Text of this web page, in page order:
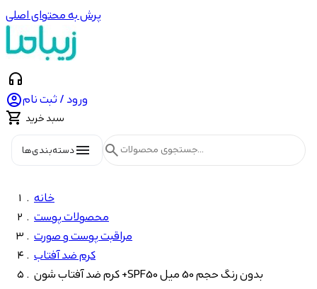
پرش به محتوای اصلی
headphones
ورود / ثبت نام
 سبد خرید
menuدسته‌بندی‌ها search
خانه
محصولات پوست
مراقبت پوست و صورت
کرم ضد آفتاب
کرم ضد آفتاب شون +SPF50 بدون رنگ حجم 50 میل